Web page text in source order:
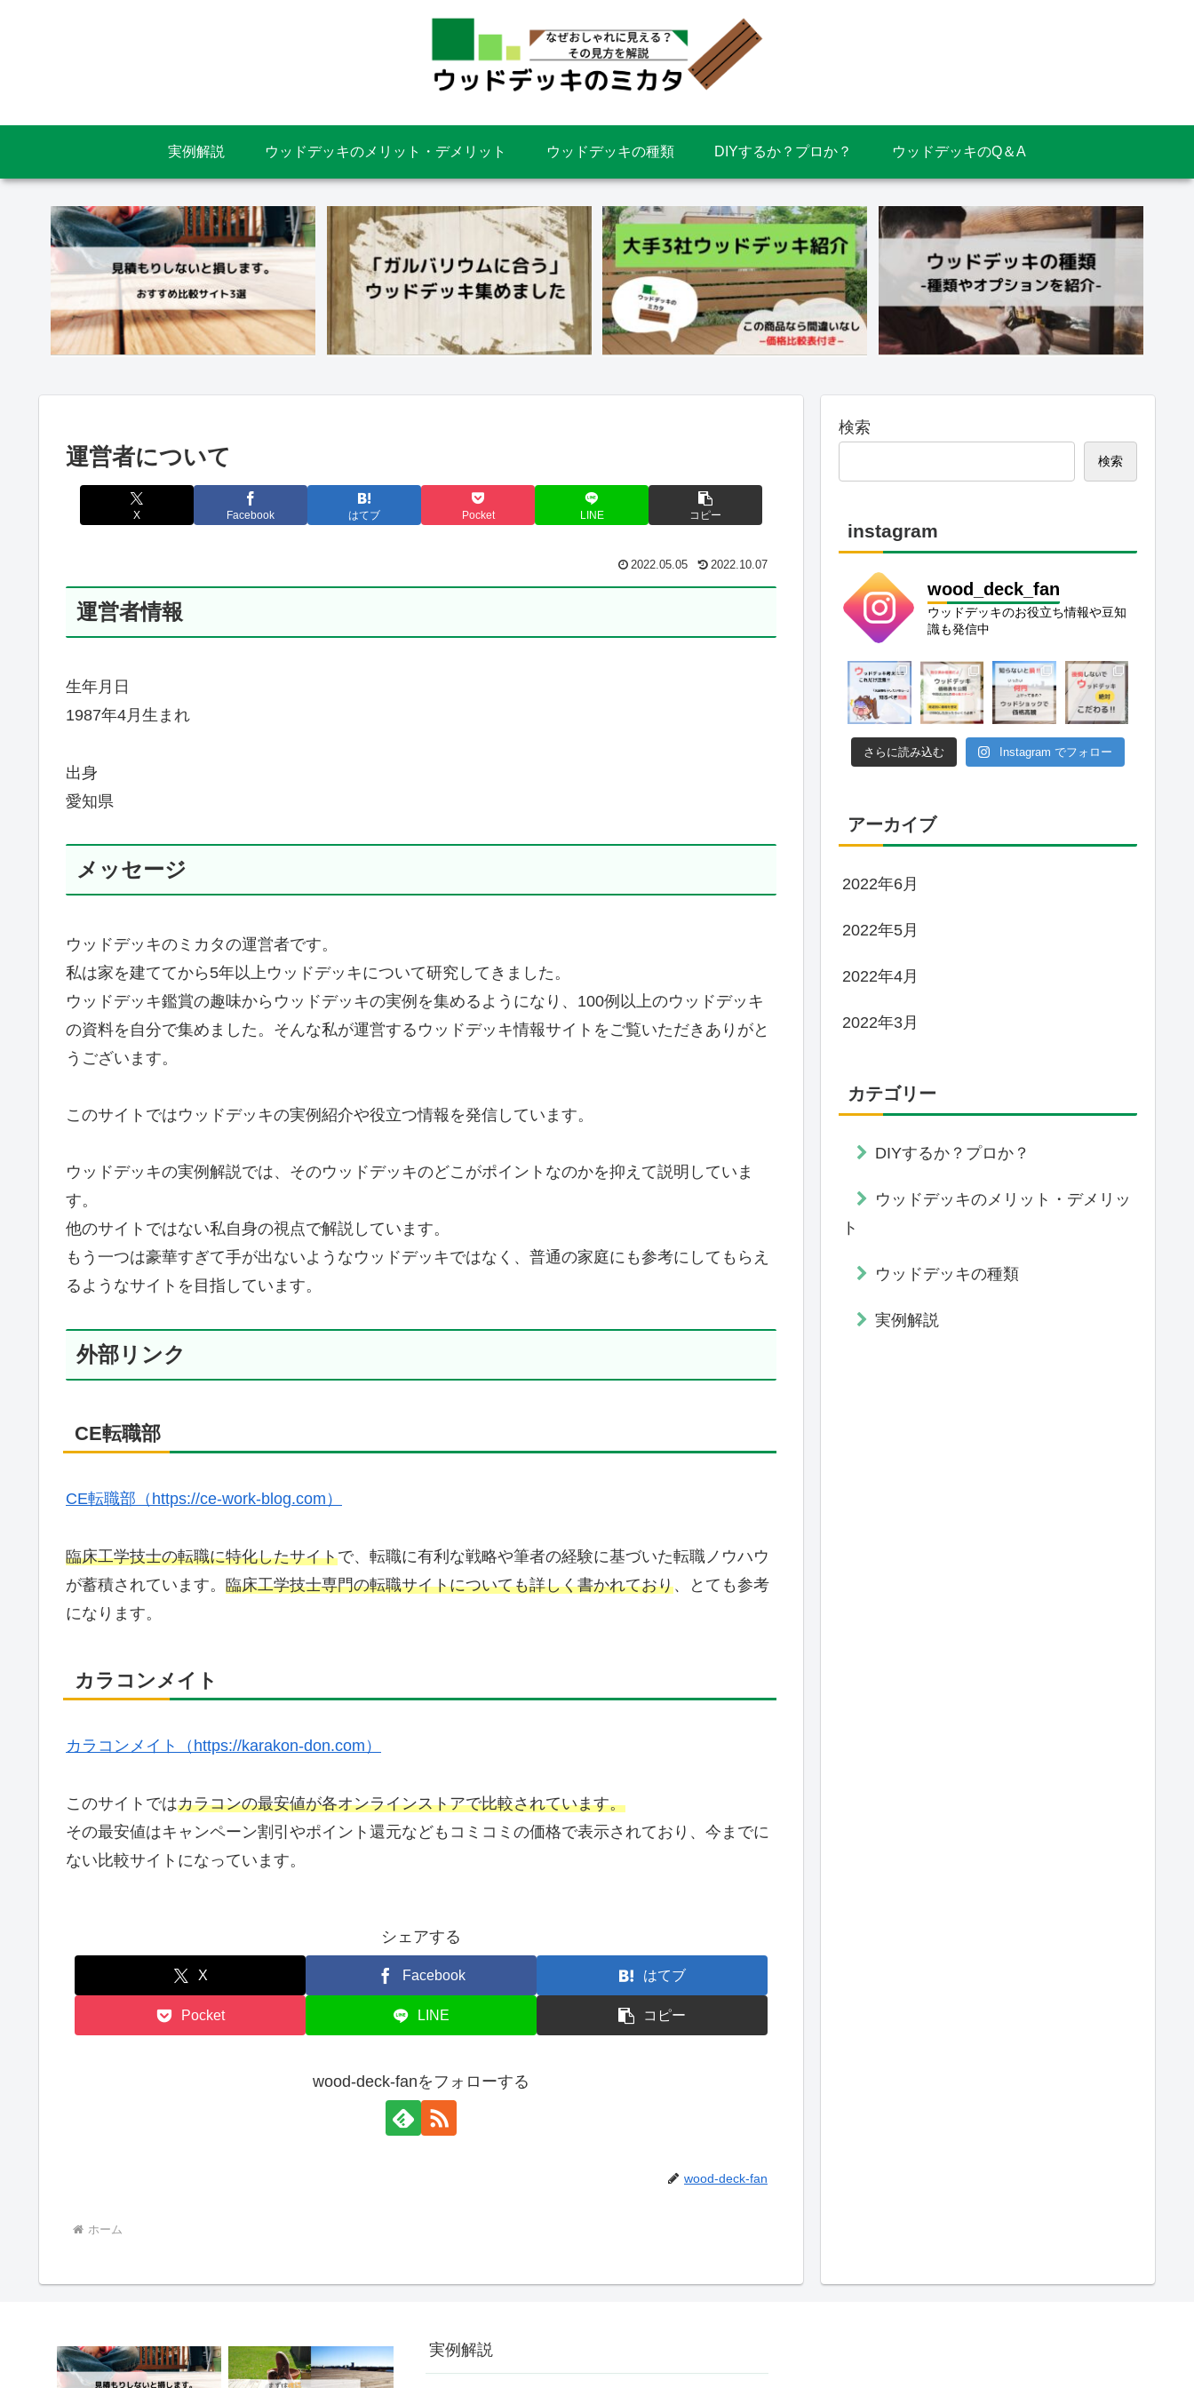
実例解説 ウッドデッキのメリット・デメリット ウッドデッキの種類 DIYするか？プロか？ ウッドデッキのQ＆A
運営者について
X Facebook はてブ Pocket LINE コピー
2022.05.05 2022.10.07
運営者情報
生年月日
1987年4月生まれ
出身
愛知県
メッセージ
ウッドデッキのミカタの運営者です。
私は家を建ててから5年以上ウッドデッキについて研究してきました。
ウッドデッキ鑑賞の趣味からウッドデッキの実例を集めるようになり、100例以上のウッドデッキ
の資料を自分で集めました。そんな私が運営するウッドデッキ情報サイトをご覧いただきありがと
うございます。
このサイトではウッドデッキの実例紹介や役立つ情報を発信しています。
ウッドデッキの実例解説では、そのウッドデッキのどこがポイントなのかを抑えて説明していま
す。
他のサイトではない私自身の視点で解説しています。
もう一つは豪華すぎて手が出ないようなウッドデッキではなく、普通の家庭にも参考にしてもらえ
るようなサイトを目指しています。
外部リンク
CE転職部
CE転職部（https://ce-work-blog.com）
臨床工学技士の転職に特化したサイトで、転職に有利な戦略や筆者の経験に基づいた転職ノウハウ
が蓄積されています。 臨床工学技士専門の転職サイトについても詳しく書かれており、とても参考
になります。
カラコンメイト
カラコンメイト（https://karakon-don.com）
このサイトではカラコンの最安値が各オンラインストアで比較されています。
その最安値はキャンペーン割引やポイント還元などもコミコミの価格で表示されており、今までに
ない比較サイトになっています。
シェアする
X Facebook はてブ
Pocket LINE コピー
wood-deck-fanをフォローする
wood-deck-fan
ホーム
検索
検索
instagram
wood_deck_fan
ウッドデッキのお役立ち情報や豆知
識も発信中
さらに読み込む Instagram でフォロー
アーカイブ
2022年6月
2022年5月
2022年4月
2022年3月
カテゴリー
DIYするか？プロか？
ウッドデッキのメリット・デメリッ
ト
ウッドデッキの種類
実例解説
実例解説